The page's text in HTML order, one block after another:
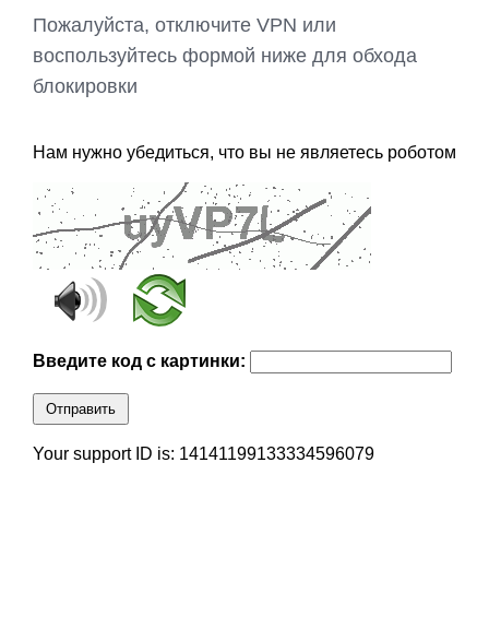
Пожалуйста, отключите VPN или
воспользуйтесь формой ниже для обхода
блокировки
Нам нужно убедиться, что вы не являетесь роботом
Введите код с картинки:
Отправить
Your support ID is: 14141199133334596079